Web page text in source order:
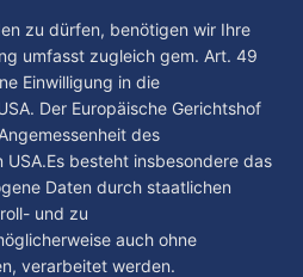
zu dürfen, benötigen wir Ihre
umfasst zugleich gem. Art. 49
Einwilligung in die
Der Europäische Gerichtshof
des
besteht insbesondere das
Daten durch staatlichen
und zu
auch ohne
verarbeitet werden.